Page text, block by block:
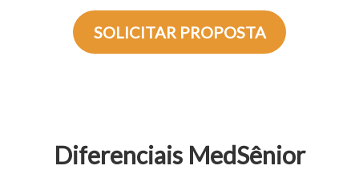
SOLICITAR PROPOSTA
Diferenciais MedSênior